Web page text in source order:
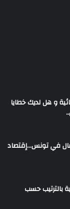
و هل لديك خطايا
10 رجل أعمال في تونس…إقتصاد
بالترتيب حسب